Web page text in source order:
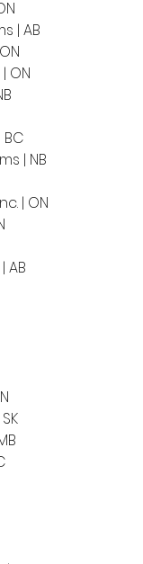
| AB
ON
| NB
| ON
AB